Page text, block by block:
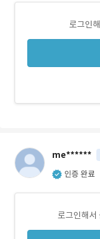
로그인
me******
인증 완료
로그인해서